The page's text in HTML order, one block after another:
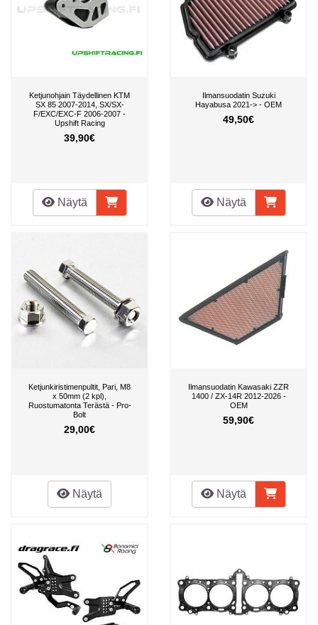
Ketjunohjain Täydellinen KTM
SX 85 2007-2014, SX/SX-
F/EXC/EXC-F 2006-2007 -
Upshift Racing
39,90€
Näytä
Ilmansuodatin Suzuki
Hayabusa 2021-> - OEM
49,50€
Näytä
Ketjunkiristimenpultit, Pari, M8
x 50mm (2 kpl),
Ruostumatonta Terästä - Pro-
Bolt
29,00€
Näytä
Ilmansuodatin Kawasaki ZZR
1400 / ZX-14R 2012-2026 -
OEM
59,90€
Näytä